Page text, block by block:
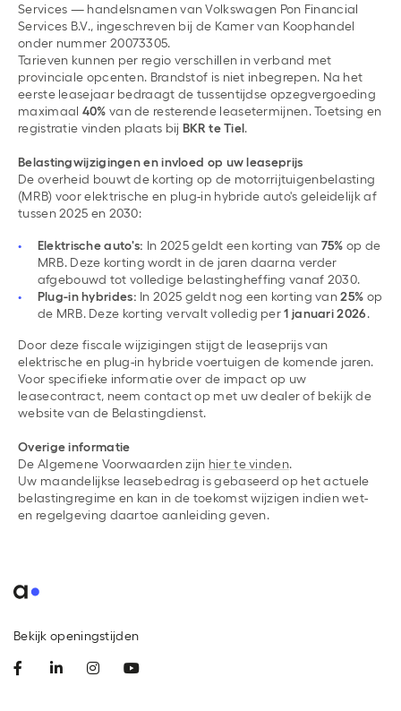
Services — handelsnamen van Volkswagen Pon Financial
Services B.V., ingeschreven bij de Kamer van Koophandel
onder nummer 20073305.
Tarieven kunnen per regio verschillen in verband met
provinciale opcenten. Brandstof is niet inbegrepen. Na het
eerste leasejaar bedraagt de tussentijdse opzegvergoeding
maximaal 40% van de resterende leasetermijnen. Toetsing en
registratie vinden plaats bij BKR te Tiel.
Belastingwijzigingen en invloed op uw leaseprijs
De overheid bouwt de korting op de motorrijtuigenbelasting
(MRB) voor elektrische en plug-in hybride auto's geleidelijk af
tussen 2025 en 2030:
Elektrische auto's: In 2025 geldt een korting van 75% op de
MRB. Deze korting wordt in de jaren daarna verder
afgebouwd tot volledige belastingheffing vanaf 2030.
Plug-in hybrides: In 2025 geldt nog een korting van25% op
de MRB. Deze korting vervalt volledig per1 januari 2026.
Door deze fiscale wijzigingen stijgt de leaseprijs van
elektrische en plug-in hybride voertuigen de komende jaren.
Voor specifieke informatie over de impact op uw
leasecontract, neem contact op met uw dealer of bekijk de
website van de Belastingdienst.
Overige informatie
De Algemene Voorwaarden zijn hier te vinden.
Uw maandelijkse leasebedrag is gebaseerd op het actuele
belastingregime en kan in de toekomst wijzigen indien wet-
en regelgeving daartoe aanleiding geven.
Bekijk openingstijden